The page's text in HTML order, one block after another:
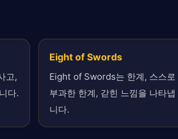
고,
다.
Eight of Swords
Eight of Swords는 한계, 스스로
부과한 한계, 갇힌 느낌을 나타냅
니다.